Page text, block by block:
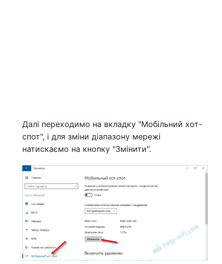
Далі переходимо на вкладку "Мобільний хот-
спот", і для зміни діапазону мережі
натискаємо на кнопку "Змінити".